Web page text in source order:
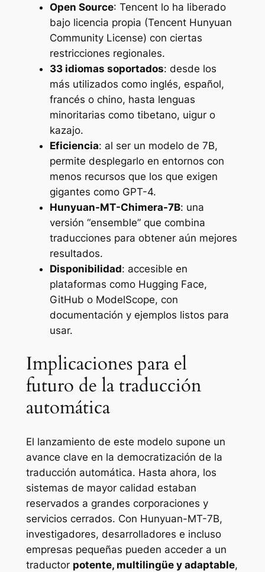
Open Source: Tencent lo ha liberado
bajo licencia propia (Tencent Hunyuan
Community License) con ciertas
restricciones regionales.
33 idiomas soportados: desde los
más utilizados como inglés, español,
francés o chino, hasta lenguas
minoritarias como tibetano, uigur o
kazajo.
Eficiencia: al ser un modelo de 7B,
permite desplegarlo en entornos con
menos recursos que los que exigen
gigantes como GPT-4.
Hunyuan-MT-Chimera-7B: una
versión “ensemble” que combina
traducciones para obtener aún mejores
resultados.
Disponibilidad: accesible en
plataformas como Hugging Face,
GitHub o ModelScope, con
documentación y ejemplos listos para
usar.
Implicaciones para el
futuro de la traducción
automática
El lanzamiento de este modelo supone un
avance clave en la democratización de la
traducción automática. Hasta ahora, los
sistemas de mayor calidad estaban
reservados a grandes corporaciones y
servicios cerrados. Con Hunyuan-MT-7B,
investigadores, desarrolladores e incluso
empresas pequeñas pueden acceder a un
traductor potente, multilingüe y adaptable,